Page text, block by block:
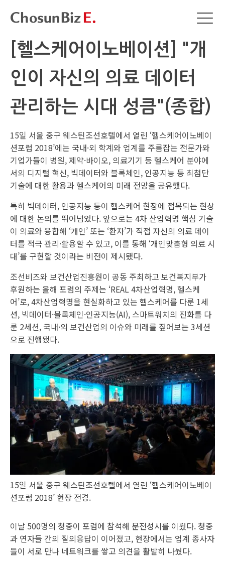
[헬스케어이노베이션] "개
인이 자신의 의료 데이터
관리하는 시대 성큼"(종합)
15일 서울 중구 웨스틴조선호텔에서 열린 ‘헬스케어이노베이
션포럼 2018’에는 국내·외 학계와 업계를 주름잡는 전문가와
기업가들이 병원, 제약·바이오, 의료기기 등 헬스케어 분야에
서의 디지털 혁신, 빅데이터와 블록체인, 인공지능 등 최첨단
기술에 대한 활용과 헬스케어의 미래 전망을 공유했다.
특히 빅데이터, 인공지능 등이 헬스케어 현장에 접목되는 현상
에 대한 논의를 뛰어넘었다. 앞으로는 4차 산업혁명 핵심 기술
이 의료와 융합해 ‘개인’ 또는 ‘환자’가 직접 자신의 의료 데이
터를 적극 관리·활용할 수 있고, 이를 통해 ‘개인맞춤형 의료 시
대’를 구현할 것이라는 비전이 제시됐다.
조선비즈와 보건산업진흥원이 공동 주최하고 보건복지부가
후원하는 올해 포럼의 주제는 ‘REAL 4차산업혁명, 헬스케
어’로, 4차산업혁명을 현실화하고 있는 헬스케어를 다룬 1세
션, 빅데이터·블록체인·인공지능(AI), 스마트워치의 진화를 다
룬 2세션, 국내·외 보건산업의 이슈와 미래를 짚어보는 3세션
으로 진행됐다.
15일 서울 중구 웨스틴조선호텔에서 열린 ‘헬스케어이노베이
션포럼 2018’ 현장 전경.
이날 500명의 청중이 포럼에 참석해 문전성시를 이뤘다. 청중
과 연자들 간의 질의응답이 이어졌고, 현장에서는 업계 종사자
들이 서로 만나 네트워크를 쌓고 의견을 활발히 나눴다.